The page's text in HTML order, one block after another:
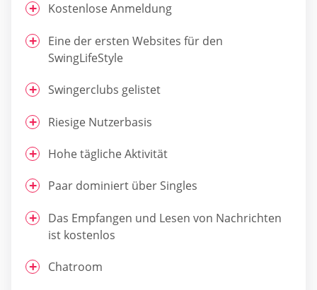
Kostenlose Anmeldung
Eine der ersten Websites für den
SwingLifeStyle
Swingerclubs gelistet
Riesige Nutzerbasis
Hohe tägliche Aktivität
Paar dominiert über Singles
Das Empfangen und Lesen von Nachrichten
ist kostenlos
Chatroom